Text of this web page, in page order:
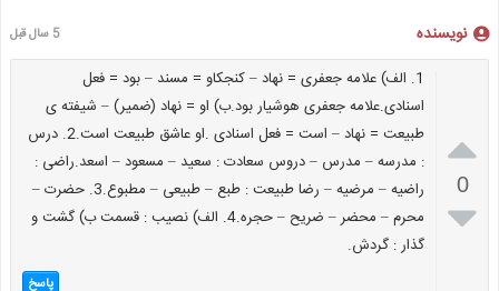
نویسنده 5 سال قبل

0

1. الف) علامه جعفری = نهاد – کنجکاو = مسند – بود = فعل
اسنادی.علامه جعفری هوشیار بود.ب) او = نهاد (ضمیر) – شیفته ی
طبیعت = نهاد – است = فعل اسنادی .او عاشق طبیعت است.2. درس
: مدرسه – مدرس – دروس سعادت : سعید – مسعود – اسعد.راضی :
راضیه – مرضیه – رضا طبیعت : طبع – طبیعی – مطبوع.3. حضرت –
محرم – محضر – ضریح – حجره.4. الف) نصیب : قسمت ب) گشت و
گذار : گردش.
پاسخ